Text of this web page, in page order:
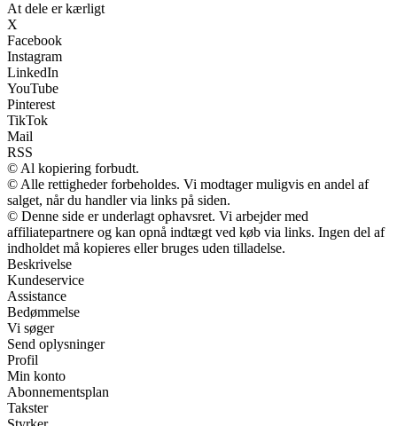
At dele er kærligt
X
Facebook
Instagram
LinkedIn
YouTube
Pinterest
TikTok
Mail
RSS
© Al kopiering forbudt.
© Alle rettigheder forbeholdes. Vi modtager muligvis en andel af
salget, når du handler via links på siden.
© Denne side er underlagt ophavsret. Vi arbejder med
affiliatepartnere og kan opnå indtægt ved køb via links. Ingen del af
indholdet må kopieres eller bruges uden tilladelse.
Beskrivelse
Kundeservice
Assistance
Bedømmelse
Vi søger
Send oplysninger
Profil
Min konto
Abonnementsplan
Takster